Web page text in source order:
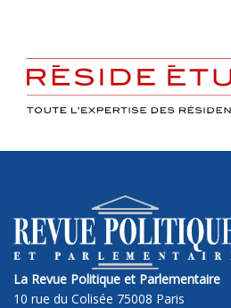
La Revue Politique et Parlementaire
10 rue du Colisée 75008 Paris